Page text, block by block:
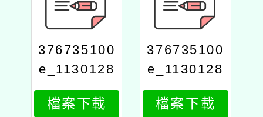
376735100
e_1130128
743_attach
2
檔案下載
376735100
e_1130128
743_attach
1
檔案下載